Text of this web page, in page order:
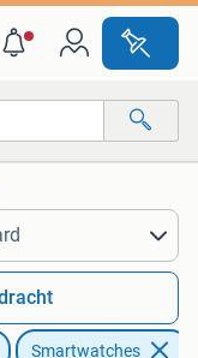
Smartwatches